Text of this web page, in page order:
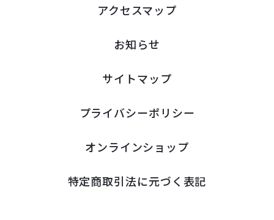
アクセスマップ
お知らせ
サイトマップ
プライバシーポリシー
オンラインショップ
特定商取引法に元づく表記